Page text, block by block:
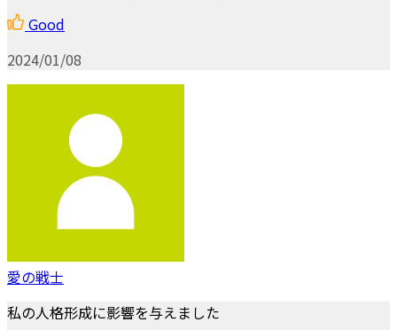
Good
2024/01/08
愛の戦士
私の人格形成に影響を与えました